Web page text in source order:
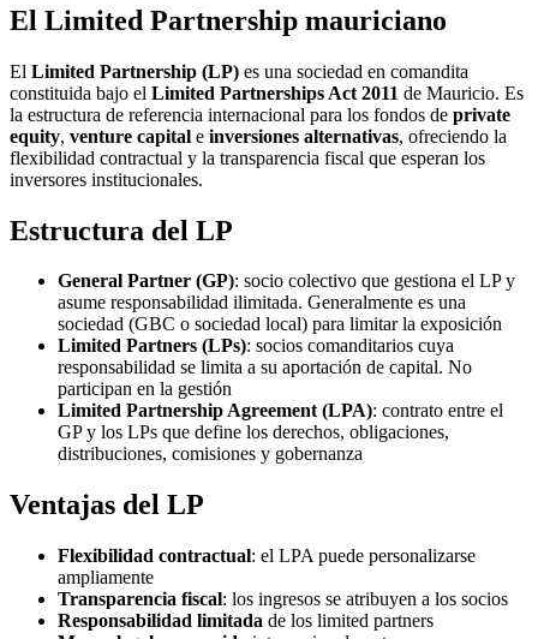
El Limited Partnership mauriciano
El Limited Partnership (LP) es una sociedad en comandita
constituida bajo el Limited Partnerships Act 2011 de Mauricio. Es
la estructura de referencia internacional para los fondos de private
equity, venture capital e inversiones alternativas, ofreciendo la
flexibilidad contractual y la transparencia fiscal que esperan los
inversores institucionales.
Estructura del LP
General Partner (GP): socio colectivo que gestiona el LP y
asume responsabilidad ilimitada. Generalmente es una
sociedad (GBC o sociedad local) para limitar la exposición
Limited Partners (LPs): socios comanditarios cuya
responsabilidad se limita a su aportación de capital. No
participan en la gestión
Limited Partnership Agreement (LPA): contrato entre el
GP y los LPs que define los derechos, obligaciones,
distribuciones, comisiones y gobernanza
Ventajas del LP
Flexibilidad contractual: el LPA puede personalizarse
ampliamente
Transparencia fiscal: los ingresos se atribuyen a los socios
Responsabilidad limitada de los limited partners